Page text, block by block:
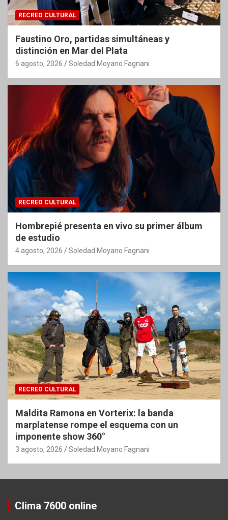
RECREO CULTURAL
Faustino Oro, partidas simultáneas y
distinción en Mar del Plata
6 agosto, 2026 Soledad Moyano Fagnani
RECREO CULTURAL
Hombrepié presenta en vivo su primer álbum
de estudio
4 agosto, 2026 Soledad Moyano Fagnani
RECREO CULTURAL
Maldita Ramona en Vorterix: la banda
marplatense rompe el esquema con un
imponente show 360°
3 agosto, 2026 Soledad Moyano Fagnani
Clima 7600 online